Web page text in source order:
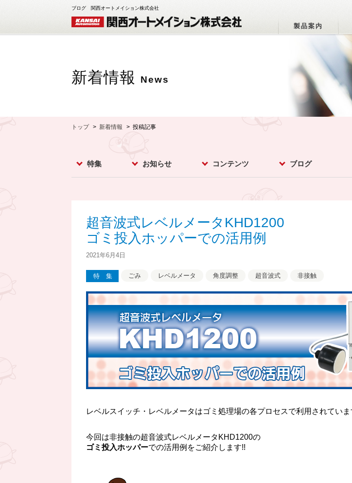
ブログ 関西オートメイション株式会社
製品案内
新着情報 News
トップ 新着情報 投稿記事
特集 お知らせ コンテンツ
ん
ブログ
超音波式レベルメータKHD1200
ゴミ投入ホッパーでの活用例
2021年6月4日
特集 ごみ レベルメータ 角度調整 超音波式 非接触
レベルスイッチ・レベルメータはゴミ処理場の各プロセスで利用されていま
今回は非接触の超音波式レベルメータKHD1200の
ゴミ投入ホッパーでの活用例をご紹介します!!